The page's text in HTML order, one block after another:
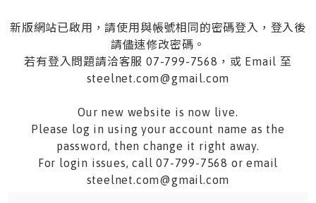
新版網站已啟用，請使用與帳號相同的密碼登入，登入後
請儘速修改密碼。
若有登入問題請洽客服 07-799-7568，或 Email 至
steelnet.com@gmail.com
Our new website is now live.
Please log in using your account name as the
password, then change it right away.
For login issues, call 07-799-7568 or email
steelnet.com@gmail.com